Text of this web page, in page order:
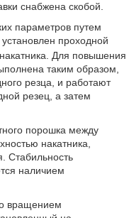
снабжена скобой.
параметров путем
проходной
Для повышения
таким образом,
резца, и работают
резец, а затем
порошка между
накатника,
Стабильность
наличием
вращением